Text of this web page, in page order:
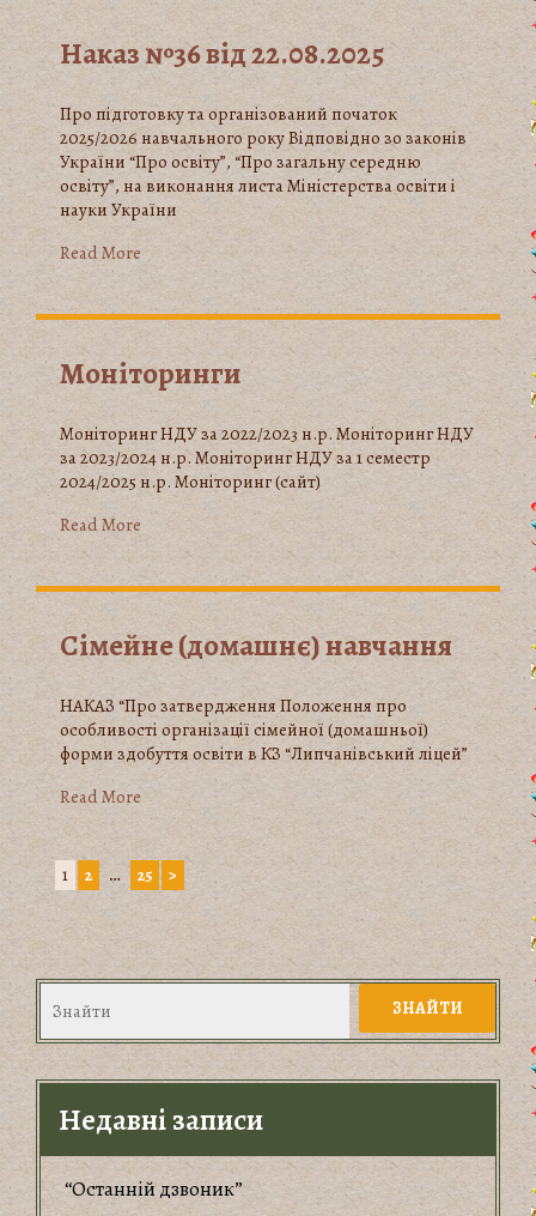
Наказ №36 від 22.08.2025
Про підготовку та організований початок
2025/2026 навчального року Відповідно зо законів
України “Про освіту”, “Про загальну середню
освіту”, на виконання листа Міністерства освіти і
науки України
Read More
Моніторинги
Моніторинг НДУ за 2022/2023 н.р. Моніторинг НДУ
за 2023/2024 н.р. Моніторинг НДУ за 1 семестр
2024/2025 н.р. Моніторинг (сайт)
Read More
Сімейне (домашнє) навчання
НАКАЗ “Про затвердження Положення про
особливості організації сімейної (домашньої)
форми здобуття освіти в КЗ “Липчанівський ліцей”
Read More
1 2 … 25 >
Недавні записи
“Останній дзвоник”